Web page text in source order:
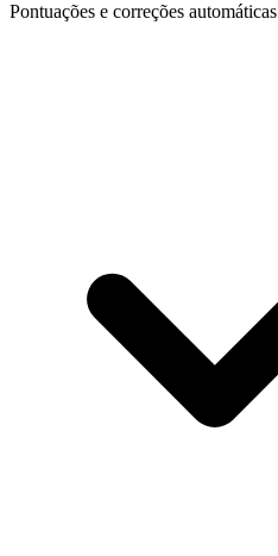
Pontuações e correções automáticas